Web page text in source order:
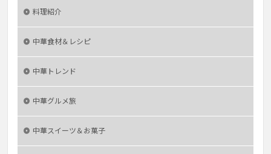
料理紹介
中華食材＆レシピ
中華トレンド
中華グルメ旅
中華スイーツ＆お菓子